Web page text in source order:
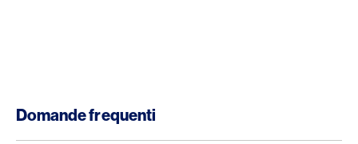
Domande frequenti